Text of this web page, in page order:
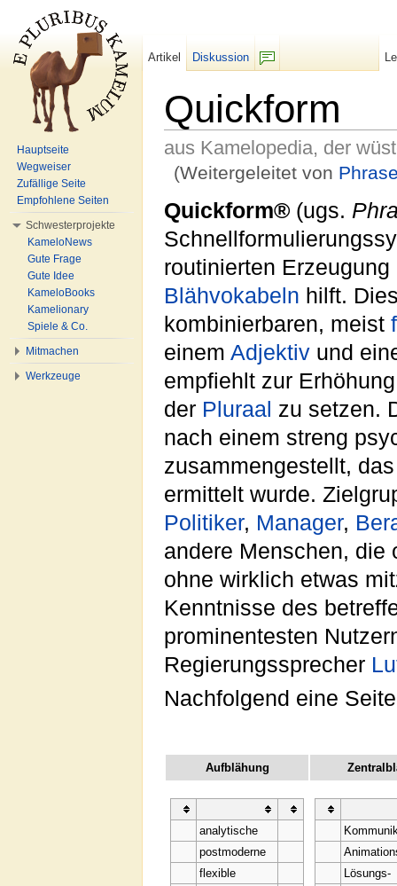
Quickform
aus Kamelopedia, der
(Weitergeleitet von
Quickform® (ugs.
routinierten
Blähvokabeln hilft.
kombinierbaren, meist
einem Adjektiv und
empfiehlt zur
der Pluraal zu setzen.
nach einem streng
zusammengestellt,
ermittelt wurde.
Politiker, Manager,
andere Menschen, die
ohne wirklich etwas
Kenntnisse des
prominentesten
Regierungssprecher
Nachfolgend eine
Aufblähung
analytische
postmoderne
flexible
Lösungs-
Artikel
Diskussion
Hauptseite
Wegweiser
Zufällige Seite
Empfohlene Seiten
Schwesterprojekte
KameloNews
Gute Frage
Gute Idee
KameloBooks
Kamelionary
Spiele & Co.
Mitmachen
Werkzeuge